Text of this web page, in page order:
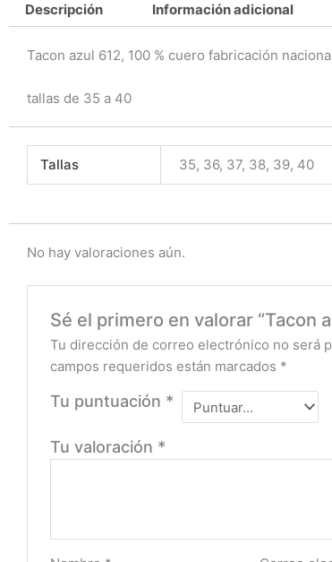
Descripción Información adicional
Tacon azul 612, 100 % cuero fabricación
tallas de 35 a 40
Tallas 35, 36, 37, 38, 39, 40
No hay valoraciones aún.
Sé el primero en valorar “Tacon
Tu dirección de correo electrónico no será
campos requeridos están marcados *
Tu puntuación *
Tu valoración *